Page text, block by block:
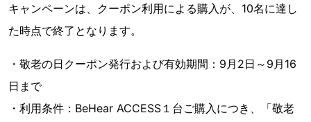
キャンペーンは、クーポン利用による購入が、10名に達し
た時点で終了となります。
・敬老の日クーポン発行および有効期間：9月2日～9月16
日まで
・利用条件：BeHear ACCESS１台ご購入につき、「敬老